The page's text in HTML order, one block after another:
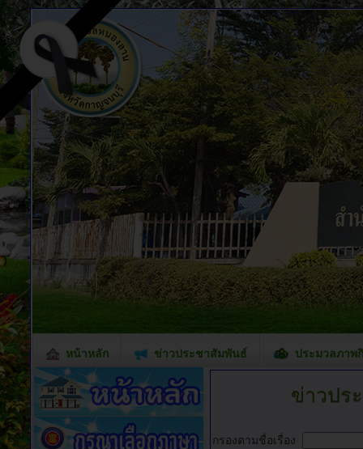
หน้าหลัก ข่าวประชาสัมพันธ์ ประมวลภาพ
ข่าวปร
กรองตามชื่อเรื่อง